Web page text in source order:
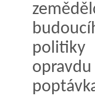
politiky